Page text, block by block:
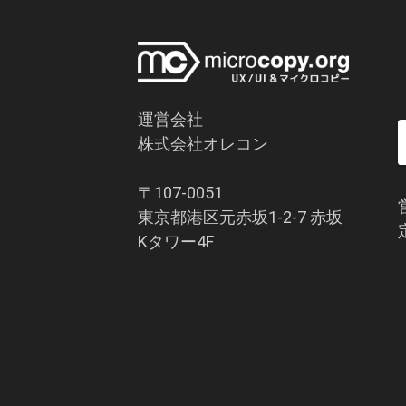
運営会社
株式会社オレコン
〒107-0051
東京都港区元赤坂1-2-7 赤坂
Kタワー4F